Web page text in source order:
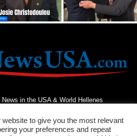
in the USA & World Hellenes
to give you the most relevant
your preferences and repeat